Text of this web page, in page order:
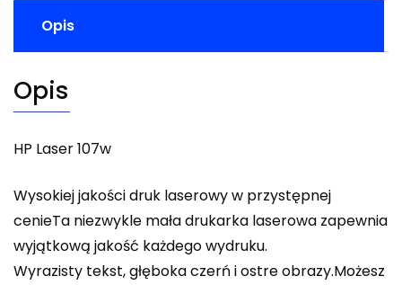
Opis
Opis
HP Laser 107w
Wysokiej jakości druk laserowy w przystępnej
cenieTa niezwykle mała drukarka laserowa zapewnia
wyjątkową jakość każdego wydruku.
Wyrazisty tekst, głęboka czerń i ostre obrazy.Możesz